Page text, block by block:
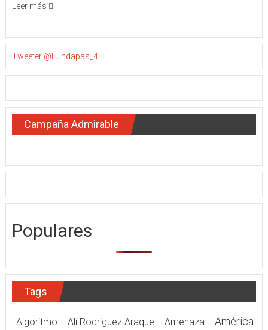
Leer más
Tweeter @Fundapas_4F
Campaña Admirable
Populares
Tags
Algoritmo Alí Rodriguez Araque Amenaza
América